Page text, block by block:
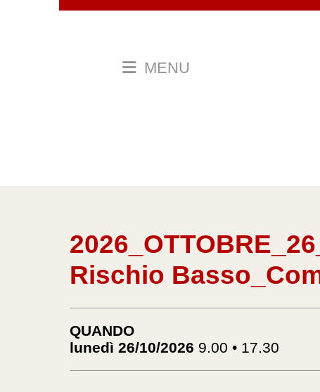
MENU
Rischio
QUANDO
lunedì 26/10/2026 9.00 • 17.30